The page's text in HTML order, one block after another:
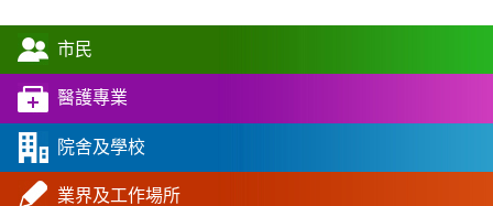
市民
醫護專業
院舍及學校
業界及工作場所